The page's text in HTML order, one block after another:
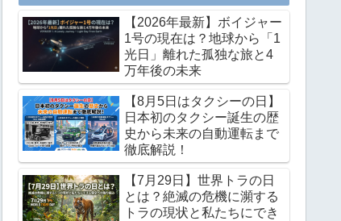
【2026年最新】ボイジャー
1号の現在は？地球から「1
光日」離れた孤独な旅と4
万年後の未来
【8月5日はタクシーの日】
日本初のタクシー誕生の歴
史から未来の自動運転まで
徹底解説！
【7月29日】世界トラの日
とは？絶滅の危機に瀕する
トラの現状と私たちにでき